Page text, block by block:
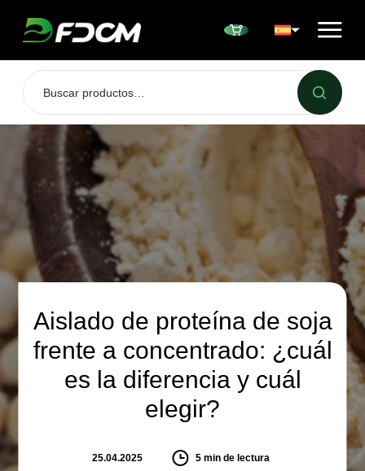
Aislado de proteína de soja
frente a concentrado: ¿cuál
es la diferencia y cuál
elegir?
25.04.2025 5min de lectura